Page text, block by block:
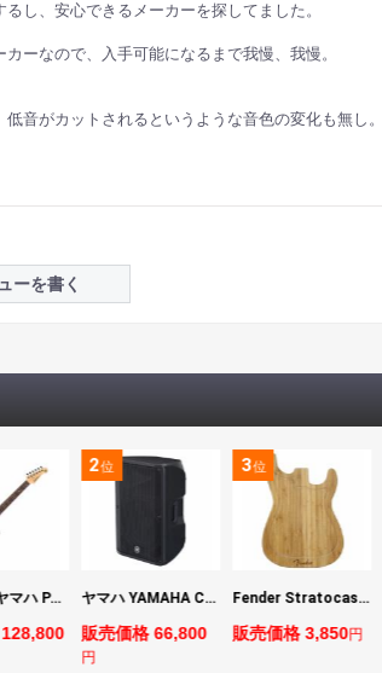
し、安心できるメーカーを探してました。
ーなので、入手可能になるまで我慢、我慢。
音がカットされるというような音色の変化も無し。
ーを書く
YAMAHA ヤマハ PACS+12 SWH Pacifica Standard Plus パシフィカスタンダードプラス エレキギター
2位
ヤマハ YAMAHA CBR15 ラウドスピーカー
販売価格 66,800
円
3位
Fender Stratocaster Cutting Board カッティングボード（まな板）
販売価格 3,850円